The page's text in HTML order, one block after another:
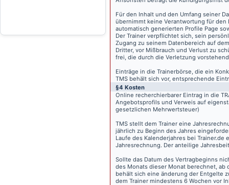
Für den Inhalt und den Umfang seiner
übernimmt keine Verantwortung für den
automatisch generierten Profile Page
Der Trainer verpflichtet sich, sein
Zugang zu seinem Datenbereich auf
Dritter, vor Mißbrauch und Verlust zu
frei, die durch die Verletzung
Einträge in die Trainerbörse, die ein
TMS behält sich vor, entsprechende
§4 Kosten
Online recherchierbarer Eintrag in die
Angebotsprofils und Verweis auf
gesetzlichen Mehrwertsteuer)
TMS stellt dem Trainer eine
jährlich zu Beginn des Jahres
Laufe des Kalenderjahres bei
Jahresrechnung. Der anteilige
Sollte das Datum des Vertragbeginns
des Monats dieser Monat berechnet, ab
behält sich eine änderung der Entgelte
dem Trainer mindestens 6 Wochen vor